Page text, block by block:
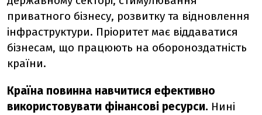
приватного бізнесу, розвитку та відновлення
інфраструктури. Пріоритет має віддаватися
бізнесам, що працюють на обороноздатність
країни.
Країна повинна навчитися ефективно
використовувати фінансові ресурси. Нині